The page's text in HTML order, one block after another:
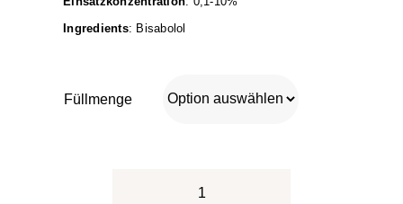
Ingredients: Bisabolol
Füllmenge